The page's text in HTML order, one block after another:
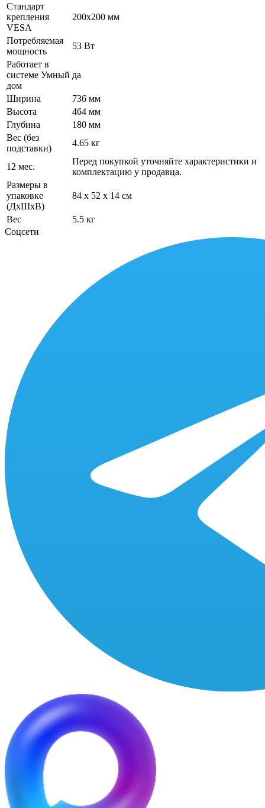
Стандарт
крепления
VESA
200x200 мм
Потребляемая
мощность
53 Вт
Работает в
системе Умный
дом
да
Ширина
736 мм
Высота
464 мм
Глубина
180 мм
Вес (без
подставки)
4.65 кг
12 мес.
Перед покупкой уточняйте характеристики и
комплектацию у продавца.
Размеры в
упаковке
(ДхШхВ)
84 x 52 x 14 см
Вес
5.5 кг
Соцсети